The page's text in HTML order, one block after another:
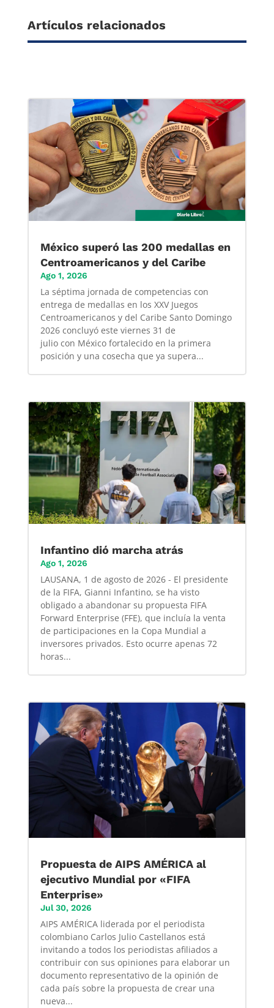
Artículos relacionados
México superó las 200 medallas en
Centroamericanos y del Caribe
Ago 1, 2026
La séptima jornada de competencias con
entrega de medallas en los XXV Juegos
Centroamericanos y del Caribe Santo Domingo
2026 concluyó este viernes 31 de
julio con México fortalecido en la primera
posición y una cosecha que ya supera...
Infantino dió marcha atrás
Ago 1, 2026
LAUSANA, 1 de agosto de 2026 - El presidente
de la FIFA, Gianni Infantino, se ha visto
obligado a abandonar su propuesta FIFA
Forward Enterprise (FFE), que incluía la venta
de participaciones en la Copa Mundial a
inversores privados. Esto ocurre apenas 72
horas...
Propuesta de AIPS AMÉRICA al
ejecutivo Mundial por «FIFA
Enterprise»
Jul 30, 2026
AIPS AMÉRICA liderada por el periodista
colombiano Carlos Julio Castellanos está
invitando a todos los periodistas afiliados a
contribuir con sus opiniones para elaborar un
documento representativo de la opinión de
cada país sobre la propuesta de crear una
nueva...